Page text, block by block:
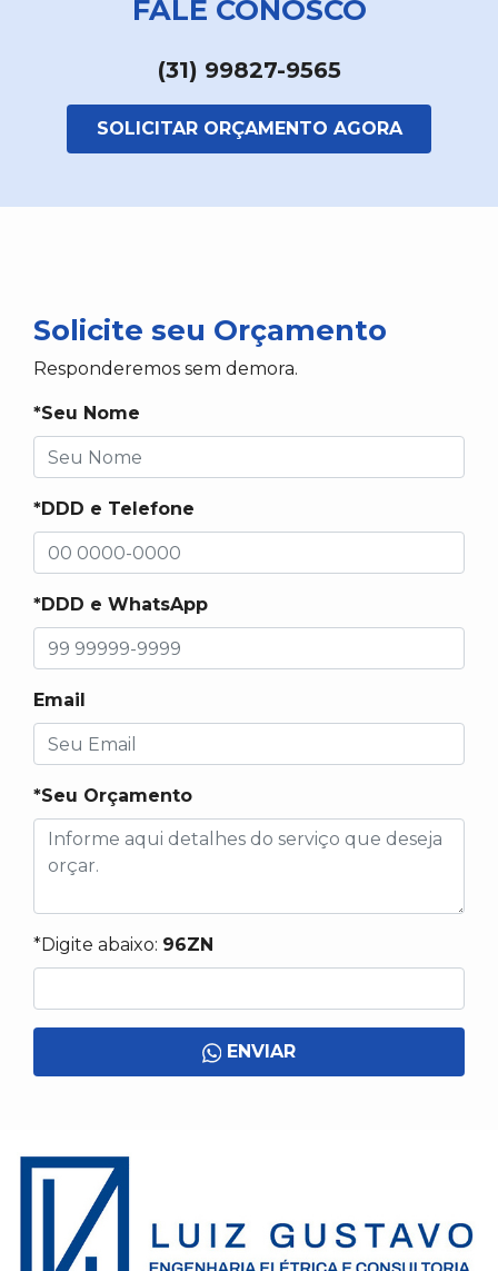
FALE CONOSCO
(31) 99827-9565
SOLICITAR ORÇAMENTO AGORA
Solicite seu Orçamento
Responderemos sem demora.
*Seu Nome
*DDD e Telefone
*DDD e WhatsApp
Email
*Seu Orçamento
*Digite abaixo: 96ZN
ENVIAR